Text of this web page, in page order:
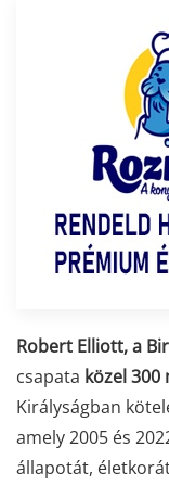
Robert Elliott, a
csapata közel
Királyságban
amely 2005 és
állapotát,